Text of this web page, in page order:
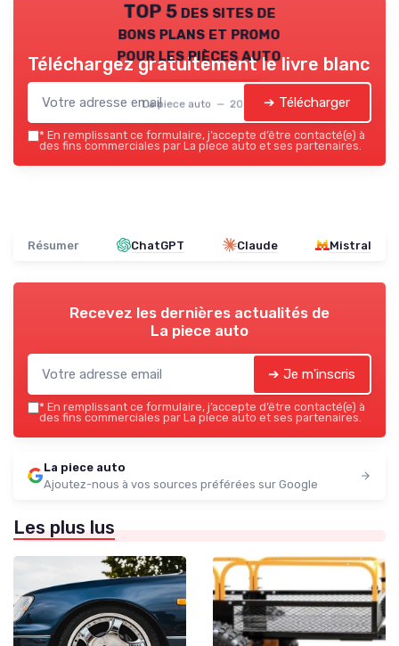
TOP 5 des sites de
bons plans et promo
pour les pièces auto
La piece auto — 2026
Téléchargez gratuitement le livre blanc
➔ Télécharger
* En remplissant ce formulaire, j’accepte d’être contacté(e) à
des fins commerciales par La piece auto et ses partenaires.
Résumer ChatGPT Claude Mistral
Recevez les dernières actualités de
La piece auto
➔ Je m'inscris
* En remplissant ce formulaire, j’accepte d’être contacté(e) à
des fins commerciales par La piece auto et ses partenaires.
La piece auto
Ajoutez-nous à vos sources préférées sur Google
Les plus lus